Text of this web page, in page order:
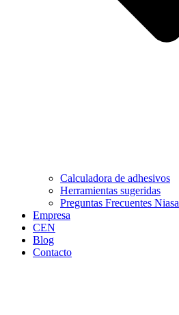
Calculadora de adhesivos
Herramientas sugeridas
Preguntas Frecuentes Niasa
Empresa
CEN
Blog
Contacto